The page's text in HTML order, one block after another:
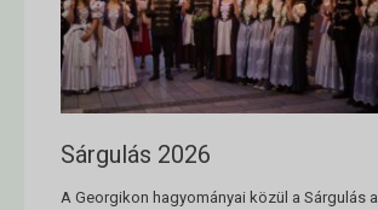
Sárgulás 2026
A Georgikon hagyományai közül a Sárgulás a